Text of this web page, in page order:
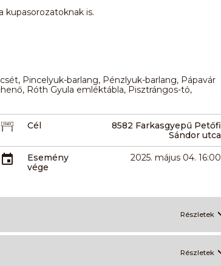
kupasorozatoknak is.
Pincelyuk-barlang, Pénzlyuk-barlang, Pápavár
Róth Gyula emléktábla, Pisztrángos-tó,
Cél
8582 Farkasgyepű Petőfi
Sándor utca
Esemény
vége
2025. május 04. 16:00
Részletek
Részletek